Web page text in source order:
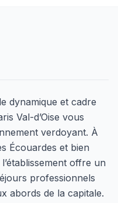
dynamique et cadre
Val-d’Oise vous
verdoyant. À
Écouardes et bien
offre un
professionnels
abords de la capitale.